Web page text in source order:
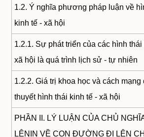
1.2. Ý nghĩa phương pháp luận về
kinh tế - xã hội
1.2.1. Sự phát triển của các hình thái
xã hội là quá trình lịch sử - tự nhiên
1.2.2. Giá trị khoa học và cách mạng
thuyết hình thái kinh tế - xã hội
PHẦN II. LÝ LUẬN CỦA CHỦ
LÊNIN VỀ CON ĐƯỜNG ĐI LÊN